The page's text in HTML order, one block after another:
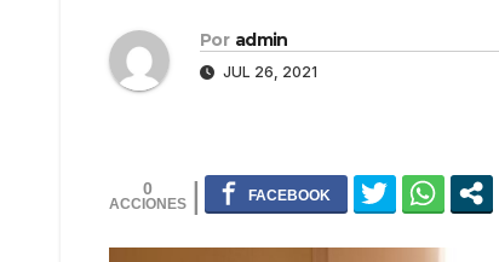
Por admin
JUL 26, 2021
0